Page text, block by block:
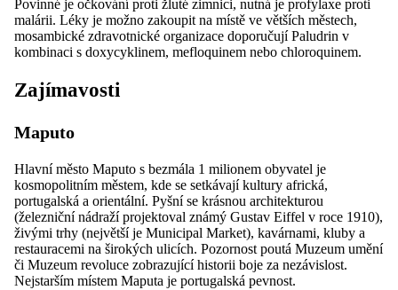
Povinné je očkování proti žluté zimnici, nutná je profylaxe proti
malárii. Léky je možno zakoupit na místě ve větších městech,
mosambické zdravotnické organizace doporučují Paludrin v
kombinaci s doxycyklinem, mefloquinem nebo chloroquinem.
Zajímavosti
Maputo
Hlavní město Maputo s bezmála 1 milionem obyvatel je
kosmopolitním městem, kde se setkávají kultury africká,
portugalská a orientální. Pyšní se krásnou architekturou
(železniční nádraží projektoval známý Gustav Eiffel v roce 1910),
živými trhy (největší je Municipal Market), kavárnami, kluby a
restauracemi na širokých ulicích. Pozornost poutá Muzeum umění
či Muzeum revoluce zobrazující historii boje za nezávislost.
Nejstarším místem Maputa je portugalská pevnost.